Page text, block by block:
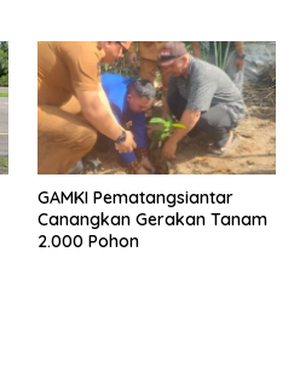
GAMKI Pematangsiantar
Canangkan Gerakan Tanam
2.000 Pohon